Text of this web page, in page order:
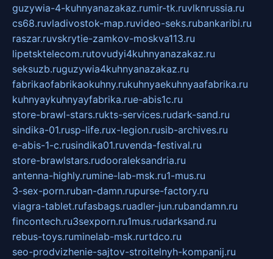
guzywia-4-kuhnyanazakaz.rumir-tk.ruvlknrussia.ru
cs68.ruvladivostok-map.ruvideo-seks.rubankaribi.ru
raszar.ruvskrytie-zamkov-moskva113.ru
lipetsktelecom.rutovudyi4kuhnyanazakaz.ru
seksuzb.ruguzywia4kuhnyanazakaz.ru
fabrikaofabrikaokuhny.rukuhnyaekuhnyaafabrika.ru
kuhnyaykuhnyayfabrika.rue-abis1c.ru
store-brawl-stars.rukts-services.rudark-sand.ru
sindika-01.rusp-life.rux-legion.rusib-archives.ru
e-abis-1-c.rusindika01.ruvenda-festival.ru
store-brawlstars.rudooraleksandria.ru
antenna-highly.rumine-lab-msk.ru1-mus.ru
3-sex-porn.ruban-damn.rupurse-factory.ru
viagra-tablet.rufasbags.ruadler-jun.rubandamn.ru
fincontech.ru3sexporn.ru1mus.rudarksand.ru
rebus-toys.ruminelab-msk.rurtdco.ru
seo-prodvizhenie-sajtov-stroitelnyh-kompanij.ru